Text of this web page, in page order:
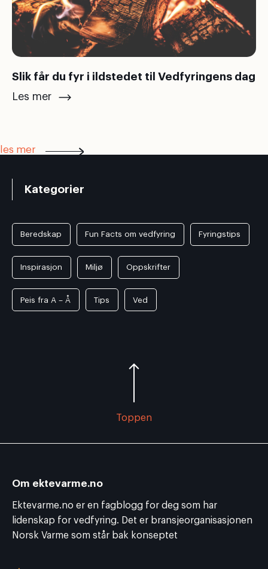
Slik får du fyr i ildstedet til Vedfyringens dag
Les mer
les mer
Kategorier
Beredskap Fun Facts om vedfyring Fyringstips
Inspirasjon Miljø Oppskrifter
Peis fra A – Å Tips Ved
Toppen
Om ektevarme.no
Ektevarme.no er en fagblogg for deg som har
lidenskap for vedfyring. Det er bransjeorganisasjonen
Norsk Varme som står bak konseptet